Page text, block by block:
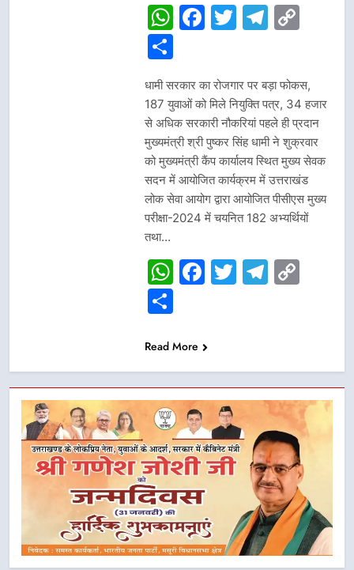
WhatsApp
Facebook
Twitter
Share
धामी सरकार का रोजगार पर बड़ा फोकस,
187 युवाओं को मिले नियुक्ति पत्र, 34 हजार
से अधिक सरकारी नौकरियां पहले ही प्रदान
मुख्यमंत्री श्री पुष्कर सिंह धामी ने शुक्रवार
को मुख्यमंत्री कैंप कार्यालय स्थित मुख्य सेवक
सदन में आयोजित कार्यक्रम में उत्तराखंड
लोक सेवा आयोग द्वारा आयोजित पीसीएस मुख्य
परीक्षा-2024 में चयनित 182 अभ्यर्थियों
तथा…
WhatsApp
Facebook
Twitter
Share
Read More